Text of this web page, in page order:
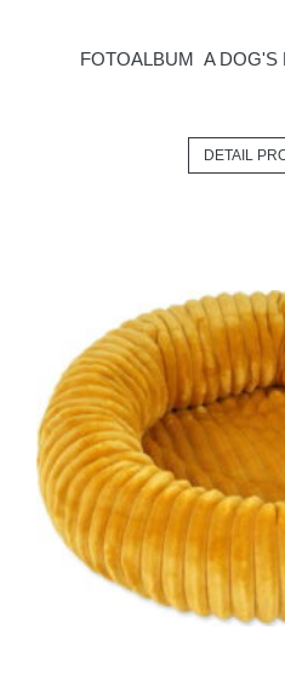
FOTOALBUM A DOG'S
DETAIL